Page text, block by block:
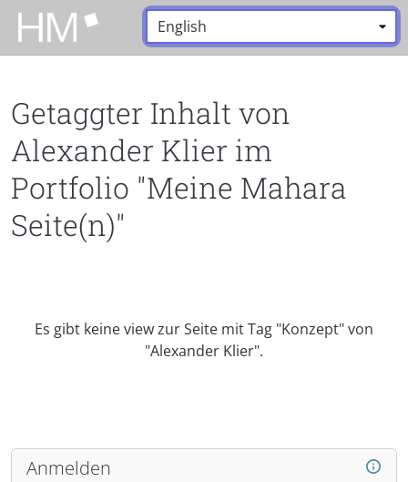
Zum Hauptinhalt zurückspringen
Sprache:
Getaggter Inhalt von
Alexander Klier im
Portfolio "Meine Mahara
Seite(n)"
Es gibt keine view zur Seite mit Tag "Konzept" von
"Alexander Klier".
Anmelden